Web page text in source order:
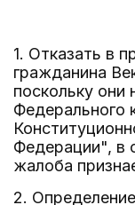
1. Отказать в
гражданина
поскольку они
Федерального
Федерации", в
жалоба
2.